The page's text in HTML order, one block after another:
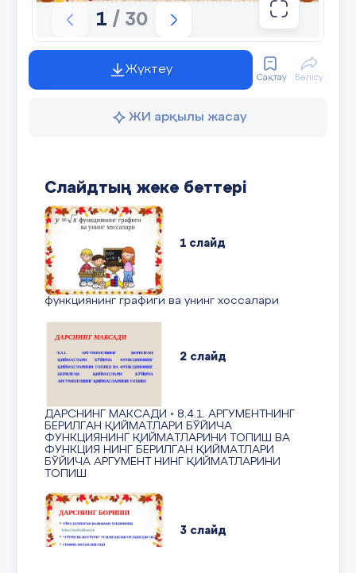
1 / 30
Жүктеу
Сақтау Бөлісу
ЖИ арқылы жасау
Слайдтың жеке беттері
1 слайд
функциянинг графиги ва унинг хоссалари
2 слайд
ДАРСНИНГ МАКСАДИ ◦ 8.4.1. АРГУМЕНТНИНГ
БЕРИЛГАН ҚИЙМАТЛАРИ БЎЙИЧА
ФУНКЦИЯНИНГ ҚИЙМАТЛАРИНИ ТОПИШ ВА
ФУНКЦИЯ НИНГ БЕРИЛГАН ҚИЙМАТЛАРИ
БЎЙИЧА АРГУМЕНТ НИНГ ҚИЙМАТЛАРИНИ
ТОПИШ
3 слайд